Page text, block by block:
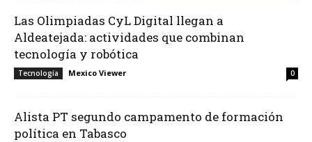
Las Olimpiadas CyL Digital llegan a
Aldeatejada: actividades que combinan
tecnología y robótica
Tecnología Mexico Viewer 0
Alista PT segundo campamento de formación
política en Tabasco